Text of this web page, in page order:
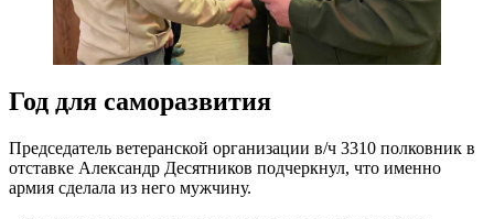
Год для саморазвития
Председатель ветеранской организации в/ч 3310 полковник в
отставке Александр Десятников подчеркнул, что именно
армия сделала из него мужчину.